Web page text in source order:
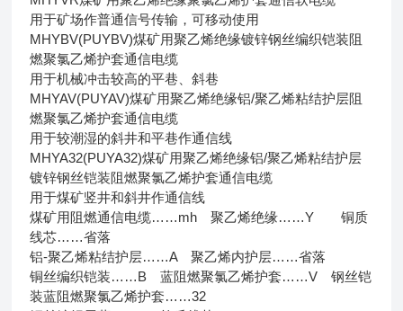
用于矿场作普通信号传输，可移动使用
MHYBV(PUYBV)煤矿用聚乙烯绝缘镀锌钢丝编织铠装阻
燃聚氯乙烯护套通信电缆
用于机械冲击较高的平巷、斜巷
MHYAV(PUYAV)煤矿用聚乙烯绝缘铝/聚乙烯粘结护层阻
燃聚氯乙烯护套通信电缆
用于较潮湿的斜井和平巷作通信线
MHYA32(PUYA32)煤矿用聚乙烯绝缘铝/聚乙烯粘结护层
镀锌钢丝铠装阻燃聚氯乙烯护套通信电缆
用于煤矿竖井和斜井作通信线
煤矿用阻燃通信电缆……mh 聚乙烯绝缘……Y 铜质
线芯……省落
铝-聚乙烯粘结护层……A 聚乙烯内护层……省落
铜丝编织铠装……B 蓝阻燃聚氯乙烯护套……V 钢丝铠
装蓝阻燃聚氯乙烯护套……32